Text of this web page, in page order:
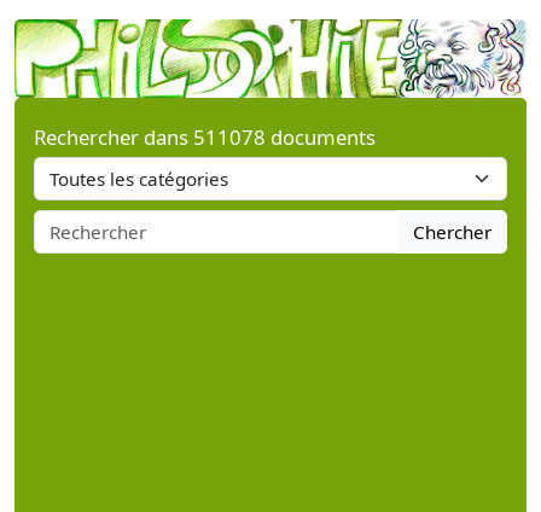
Rechercher dans 511078 documents
Chercher